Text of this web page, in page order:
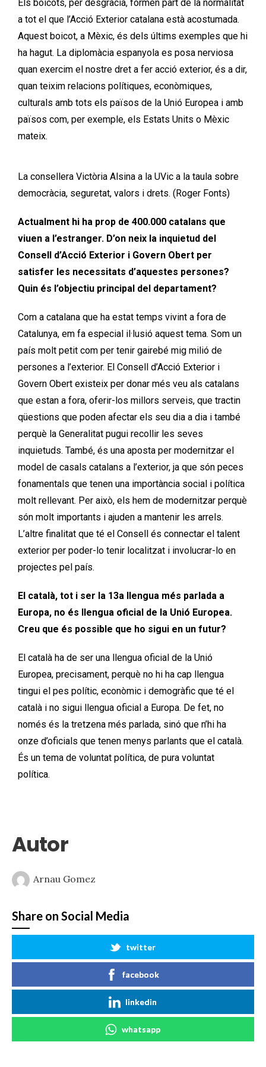
Els boicots, per desgràcia, formen part de la normalitat
a tot el que l’Acció Exterior catalana està acostumada.
Aquest boicot, a Mèxic, és dels últims exemples que hi
ha hagut. La diplomàcia espanyola es posa nerviosa
quan exercim el nostre dret a fer acció exterior, és a dir,
quan teixim relacions polítiques, econòmiques,
culturals amb tots els països de la Unió Europea i amb
països com, per exemple, els Estats Units o Mèxic
mateix.
La consellera Victòria Alsina a la UVic a la taula sobre
democràcia, seguretat, valors i drets. (Roger Fonts)
Actualment hi ha prop de 400.000 catalans que
viuen a l’estranger. D’on neix la inquietud del
Consell d’Acció Exterior i Govern Obert per
satisfer les necessitats d’aquestes persones?
Quin és l’objectiu principal del departament?
Com a catalana que ha estat temps vivint a fora de
Catalunya, em fa especial il·lusió aquest tema. Som un
país molt petit com per tenir gairebé mig milió de
persones a l’exterior. El Consell d’Acció Exterior i
Govern Obert existeix per donar més veu als catalans
que estan a fora, oferir-los millors serveis, que tractin
qüestions que poden afectar els seu dia a dia i també
perquè la Generalitat pugui recollir les seves
inquietuds. També, és una aposta per modernitzar el
model de casals catalans a l’exterior, ja que són peces
fonamentals que tenen una importància social i política
molt rellevant. Per això, els hem de modernitzar perquè
són molt importants i ajuden a mantenir les arrels.
L’altre finalitat que té el Consell és connectar el talent
exterior per poder-lo tenir localitzat i involucrar-lo en
projectes pel país.
El català, tot i ser la 13a llengua més parlada a
Europa, no és llengua oficial de la Unió Europea.
Creu que és possible que ho sigui en un futur?
El català ha de ser una llengua oficial de la Unió
Europea, precisament, perquè no hi ha cap llengua
tingui el pes polític, econòmic i demogràfic que té el
català i no sigui llengua oficial a Europa. De fet, no
només és la tretzena més parlada, sinó que n’hi ha
onze d’oficials que tenen menys parlants que el català.
És un tema de voluntat política, de pura voluntat
política.
Autor
Arnau Gomez
Share on Social Media
twitter
facebook
linkedin
whatsapp